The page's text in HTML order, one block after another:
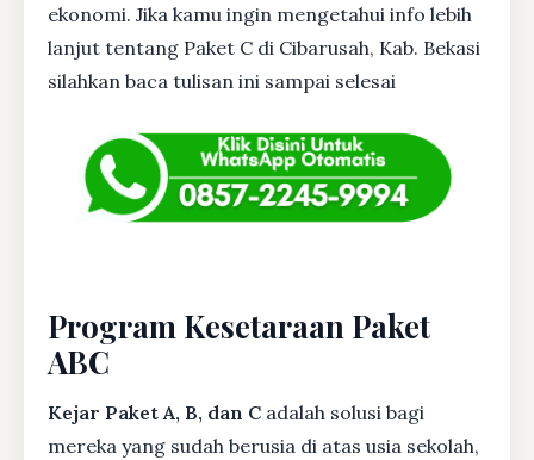
ekonomi. Jika kamu ingin mengetahui info lebih
lanjut tentang Paket C di Cibarusah, Kab. Bekasi
silahkan baca tulisan ini sampai selesai
Program Kesetaraan Paket
ABC
Kejar Paket A, B, dan C adalah solusi bagi
mereka yang sudah berusia di atas usia sekolah,